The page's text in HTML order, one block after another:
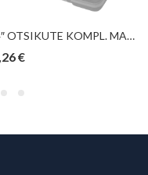
1/4″ OTSIKUTE KOMPL. MADALAD KS TOOLS
€